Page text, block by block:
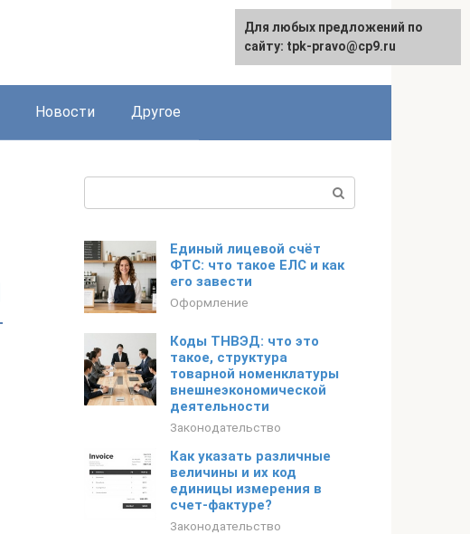
Новости Другое
Единый лицевой счёт
ФТС: что такое ЕЛС и как
его завести
Оформление
Коды ТНВЭД: что это
такое, структура
товарной номенклатуры
внешнеэкономической
деятельности
Законодательство
Как указать различные
величины и их код
единицы измерения в
счет-фактуре?
Законодательство
Для любых предложений по
сайту: tpk-pravo@cp9.ru